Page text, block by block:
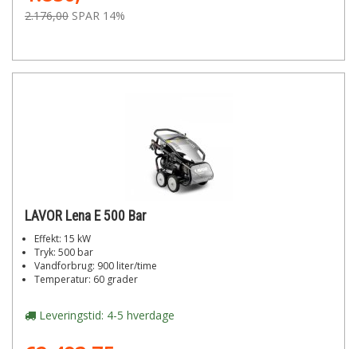
2.176,00 SPAR 14%
LAVOR Lena E 500 Bar
Effekt: 15 kW
Tryk: 500 bar
Vandforbrug: 900 liter/time
Temperatur: 60 grader
Leveringstid: 4-5 hverdage